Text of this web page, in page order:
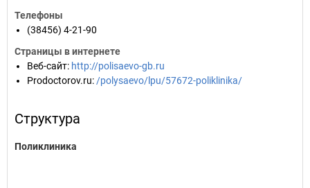
Телефоны
(38456) 4-21-90
Страницы в интернете
Веб-сайт: http://polisaevo-gb.ru
Prodoctorov.ru: /polysaevo/lpu/57672-poliklinika/
Структура
Поликлиника